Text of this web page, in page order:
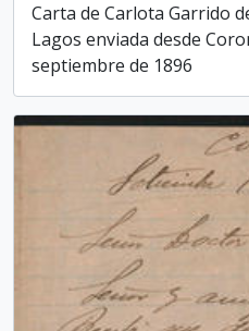
Carta de Carlota Garrido
Lagos enviada desde
septiembre de 1896